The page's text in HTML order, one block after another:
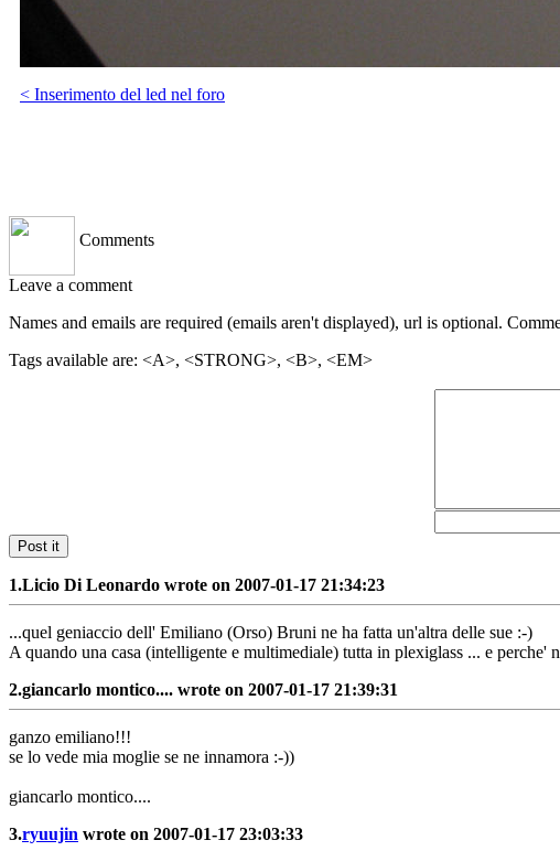
< Inserimento del led nel foro
Comments
Leave a comment
Names and emails are required (emails aren't displayed), url is optional.
Tags available are: <A>, <STRONG>, <B>, <EM>
Post it
1.Licio Di Leonardo wrote on 2007-01-17 21:34:23
...quel geniaccio dell' Emiliano (Orso) Bruni ne ha fatta un'altra delle sue :-)
A quando una casa (intelligente e multimediale) tutta in plexiglass ... e perche'
2.giancarlo montico.... wrote on 2007-01-17 21:39:31
ganzo emiliano!!!
se lo vede mia moglie se ne innamora :-))
giancarlo montico....
3.ryuujin wrote on 2007-01-17 23:03:33